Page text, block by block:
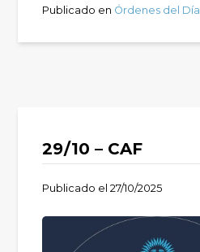
Publicado en Órdenes del Día
29/10 – CAF
Publicado el27/10/2025